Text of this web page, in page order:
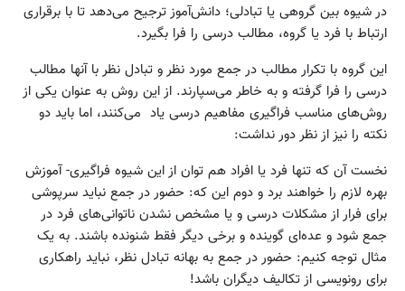
در شیوه بین گروهی یا تبادلی؛ دانش‌آموز ترجیح می‌دهد تا با برقراری
ارتباط با فرد یا گروه، مطالب درسی را فرا بگیرد.
این گروه با تکرار مطالب در جمع مورد نظر و تبادل نظر با آنها مطالب
درسی را فرا گرفته و به خاطر می‌سپارند. از این روش به عنوان یکی از
روش‌های مناسب فراگیری مفاهیم درسی یاد می‌کنند، اما باید دو
نکته را نیز از نظر دور نداشت:
نخست آن که تنها فرد یا افراد هم توان از این شیوه فراگیری- آموزش
بهره لازم را خواهند برد و دوم این که: حضور در جمع نباید سرپوشی
برای فرار از مشکلات درسی و یا مشخص نشدن ناتوانی‌های فرد در
جمع شود و عده‌ای گوینده و برخی دیگر فقط شنونده باشند. به یک
مثال توجه کنیم: حضور در جمع به بهانه تبادل نظر، نباید راهکاری
برای رونویسی از تکالیف دیگران باشد!